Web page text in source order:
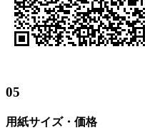
05
用紙サイズ・価格